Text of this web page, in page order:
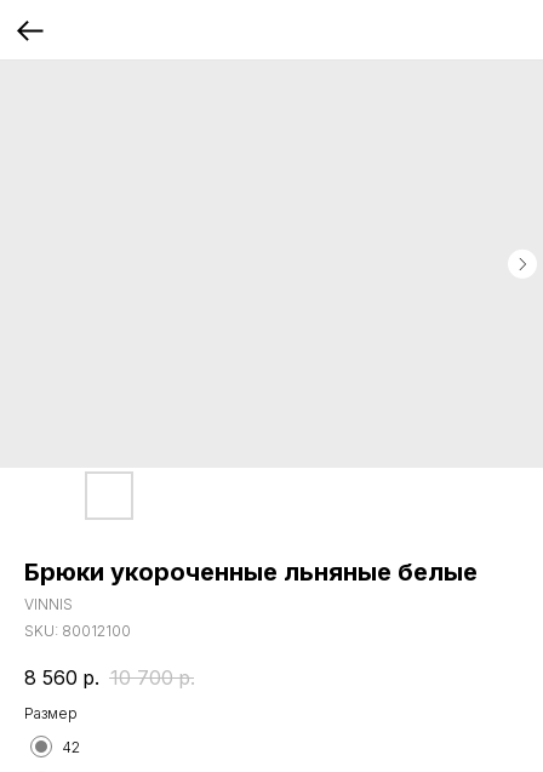
Брюки укороченные льняные белые
VINNIS
SKU: 80012100
8 560 р. 10 700 р.
Размер
42